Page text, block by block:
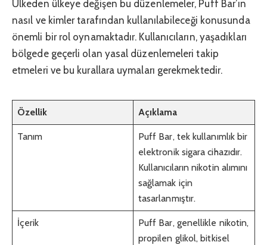
Ülkeden ülkeye değişen bu düzenlemeler, Puff Bar’ın
nasıl ve kimler tarafından kullanılabileceği konusunda
önemli bir rol oynamaktadır. Kullanıcıların, yaşadıkları
bölgede geçerli olan yasal düzenlemeleri takip
etmeleri ve bu kurallara uymaları gerekmektedir.
Özellik Açıklama
Tanım
Puff Bar, tek kullanımlık bir
elektronik sigara cihazıdır.
Kullanıcıların nikotin alımını
sağlamak için
tasarlanmıştır.
İçerik
Puff Bar, genellikle nikotin,
propilen glikol, bitkisel